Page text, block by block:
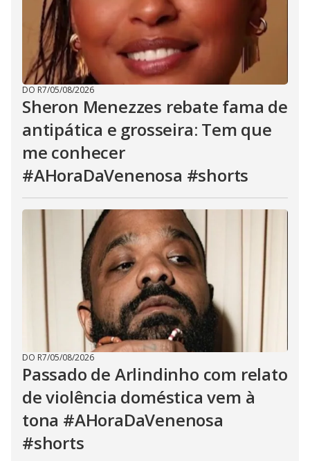
DO R7/05/08/2026
Sheron Menezzes rebate fama de
antipática e grosseira: Tem que
me conhecer
#AHoraDaVenenosa #shorts
DO R7/05/08/2026
Passado de Arlindinho com relato
de violência doméstica vem à
tona #AHoraDaVenenosa
#shorts